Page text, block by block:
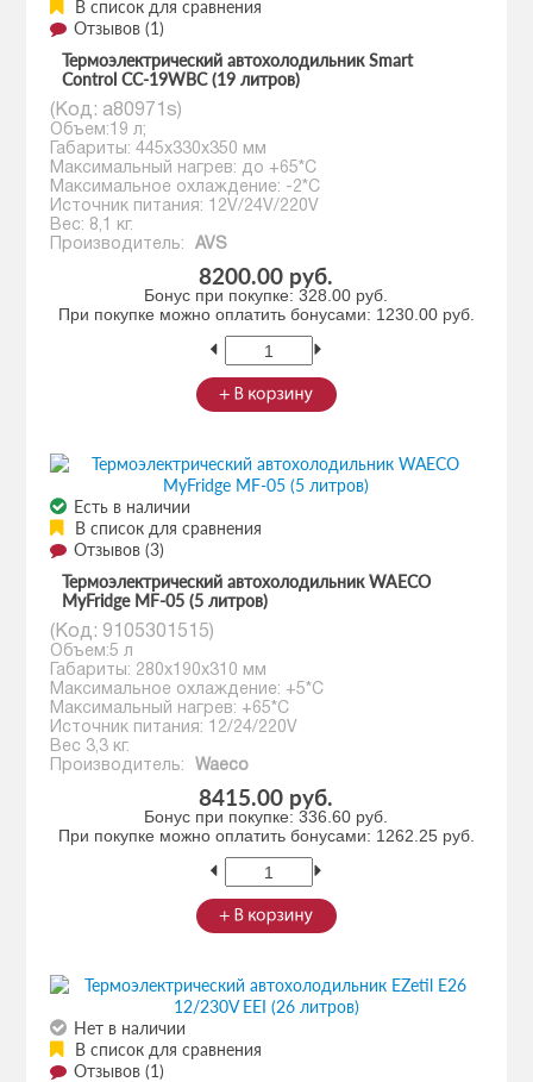
В список для сравнения
Отзывов (1)
Термоэлектрический автохолодильник Smart
Control CC-19WBС (19 литров)
(Код: a80971s)
Объем:19 л;
Габариты: 445х330х350 мм
Максимальный нагрев: до +65*С
Максимальное охлаждение: -2*С
Источник питания: 12V/24V/220V
Вес: 8,1 кг.
Производитель:
AVS
8200.00 руб.
Бонус при покупке:328.00 руб.
При покупке можно оплатить бонусами: 1230.00 руб.
Есть в наличии
В список для сравнения
Отзывов (3)
Термоэлектрический автохолодильник WAECO
MyFridge MF-05 (5 литров)
(Код: 9105301515)
Объем:5 л
Габариты: 280х190х310 мм
Максимальное охлаждение: +5*С
Максимальный нагрев: +65*С
Источник питания: 12/24/220V
Вес 3,3 кг.
Производитель:
Waeco
8415.00 руб.
Бонус при покупке:336.60 руб.
При покупке можно оплатить бонусами: 1262.25 руб.
Нет в наличии
В список для сравнения
Отзывов (1)